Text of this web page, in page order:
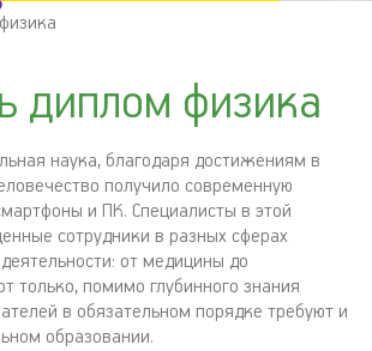
диплом физика
наука, благодаря достижениям в
получило современную
и ПК. Специалисты в этой
сотрудники в разных сферах
от медицины до
только, помимо глубинного знания
в обязательном порядке требуют и
образовании.